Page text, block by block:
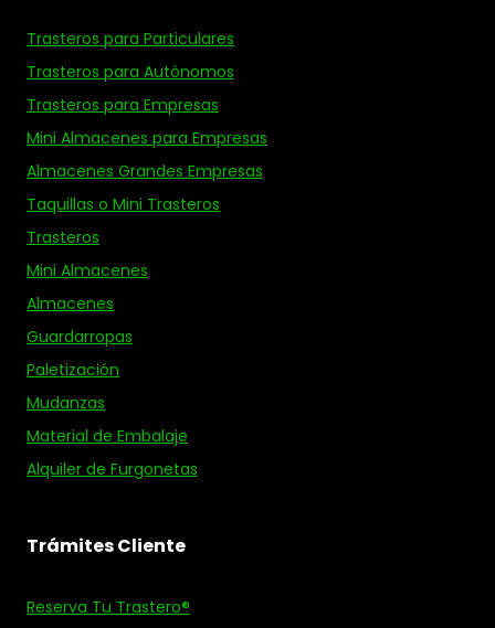
Trasteros para Particulares
Trasteros para Autónomos
Trasteros para Empresas
Mini Almacenes para Empresas
Almacenes Grandes Empresas
Taquillas o Mini Trasteros
Trasteros
Mini Almacenes
Almacenes
Guardarropas
Paletización
Mudanzas
Material de Embalaje
Alquiler de Furgonetas
Trámites Cliente
Reserva Tu Trastero®